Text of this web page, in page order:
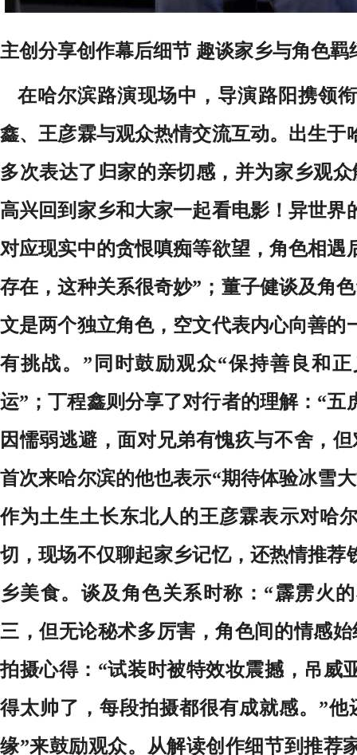
主创分享创作幕后细节 趣谈家乡与角色羁
在哈尔滨路演现场中，导演路阳携领
鑫、王彦霖与观众热情交流互动。出生于
多次表达了归家的亲切感，并为家乡观
高兴回到家乡和大家一起看电影！异世界
对应现实中的贪恨嗔痴等欲望，角色相遇
存在，这种关系很奇妙”；董子健谈及角
文是两个独立角色，空文代表内心向善的
有挑战。”同时鼓励观众“保持善良和
运”；丁程鑫则分享了对行者的理解：“五
因懦弱逃避，面对兄弟有愧疚与不舍，
首次来哈尔滨的他也表示“期待体验冰雪
作为土生土长东北人的王彦霖表示对哈
切，现场不仅聊起家乡记忆，还热情推荐
乡美食。谈及角色关系时称：“霹雳火
三，但无论秘术多厉害，角色间的情感
拍摄心得：“试装时被特效妆震撼，吊威
得太帅了，每段拍摄都很有成就感。”
缘”来鼓励观众。从解读创作细节到推荐